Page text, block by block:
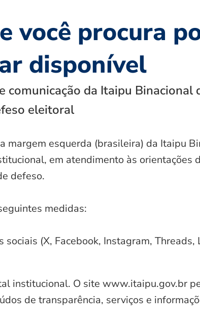
você procura
disponível
comunicação da Itaipu Binacional
eleitoral
margem esquerda (brasileira) da Itaipu
em atendimento às orientações
defeso.
medidas:
(X, Facebook, Instagram, Threads,
institucional. O site www.itaipu.gov.br
de transparência, serviços e